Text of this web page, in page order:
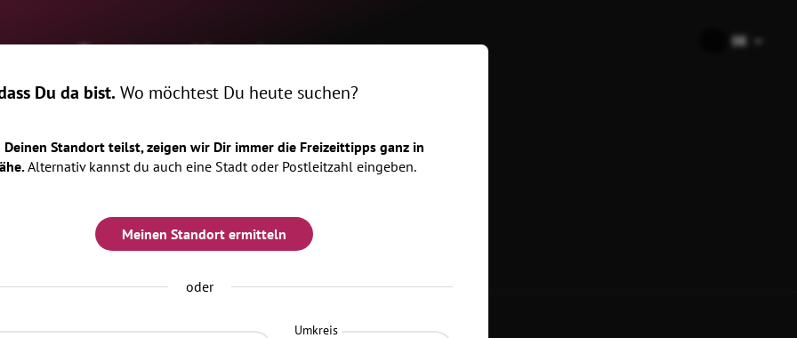
DE
Events Magazin Locations
Du da bist. Wo möchtest Du heute suchen?
Deinen Standort teilst, zeigen wir Dir immer die Freizeittipps ganz in
Alternativ kannst du auch eine Stadt oder Postleitzahl eingeben.
Meinen Standort ermitteln
oder
Umkreis